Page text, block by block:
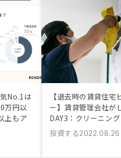
No.1は
万円以
上もア
【退去時の賃貸住宅
ー】賃貸管理会社が
DAY3：クリーニング
投資する2022.08.26